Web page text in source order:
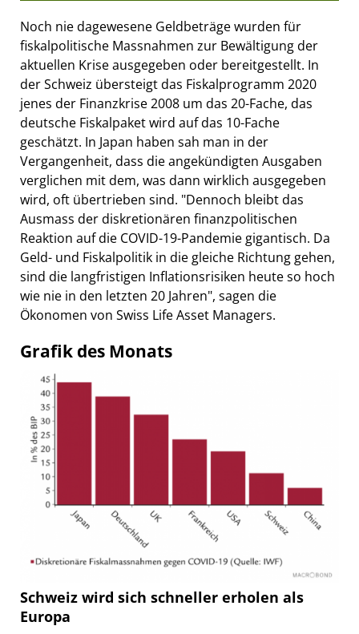
Noch nie dagewesene Geldbeträge wurden für
fiskalpolitische Massnahmen zur Bewältigung der
aktuellen Krise ausgegeben oder bereitgestellt. In
der Schweiz übersteigt das Fiskalprogramm 2020
jenes der Finanzkrise 2008 um das 20-Fache, das
deutsche Fiskalpaket wird auf das 10-Fache
geschätzt. In Japan haben sah man in der
Vergangenheit, dass die angekündigten Ausgaben
verglichen mit dem, was dann wirklich ausgegeben
wird, oft übertrieben sind. "Dennoch bleibt das
Ausmass der diskretionären finanzpolitischen
Reaktion auf die COVID-19-Pandemie gigantisch. Da
Geld- und Fiskalpolitik in die gleiche Richtung gehen,
sind die langfristigen Inflationsrisiken heute so hoch
wie nie in den letzten 20 Jahren", sagen die
Ökonomen von Swiss Life Asset Managers.
Grafik des Monats
Schweiz wird sich schneller erholen als
Europa